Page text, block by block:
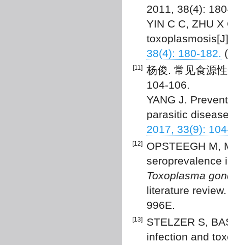
2011, 38(4):
YIN C C, ZHU
38(4): 180-182.
[11]
杨俊. 常见食源
104-106.
YANG J.
parasitic
2017, 33(9):
[12]
OPSTEEGH M,
seroprevalence
Toxoplasma
literature
996E.
[13]
STELZER S,
infection and